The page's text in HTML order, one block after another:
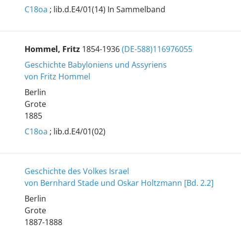
C18oa ; lib.d.E4/01(14) In Sammelband
Hommel, Fritz1854-1936(DE-588)116976055
Geschichte Babyloniens und Assyriens
von Fritz Hommel
Berlin
Grote
1885
C18oa ; lib.d.E4/01(02)
Geschichte des Volkes Israel
von Bernhard Stade und Oskar Holtzmann [Bd. 2.2]
Berlin
Grote
1887-1888